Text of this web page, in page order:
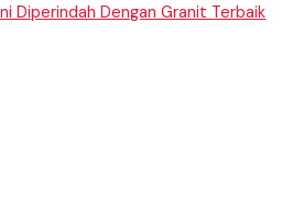
Diperindah Dengan Granit Terbaik